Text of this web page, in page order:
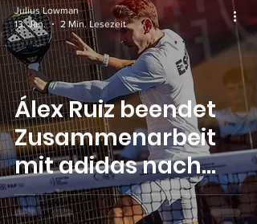
Álex Ruiz beendet
Zusammenarbeit
mit adidas nach
über zehn Jahren
Julius Lowman
13. Jan.
2 Min. Lesezeit